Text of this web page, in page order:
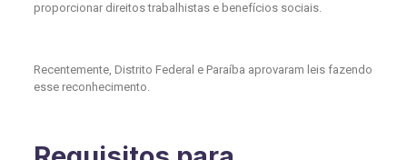
proporcionar direitos trabalhistas e benefícios sociais.
Recentemente, Distrito Federal e Paraíba aprovaram leis fazendo
esse reconhecimento.